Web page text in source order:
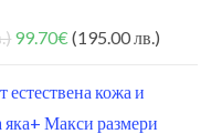
99.70€(195.00 лв.)
естествена кожа и
яка+ Макси размери